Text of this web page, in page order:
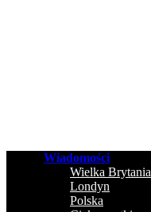
Wiadomości
Wielka Brytania
Londyn
Polska